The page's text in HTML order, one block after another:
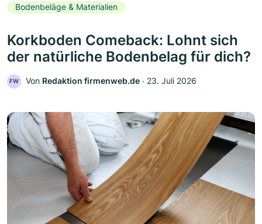
Bodenbeläge & Materialien
Korkboden Comeback: Lohnt sich
der natürliche Bodenbelag für dich?
FW Von Redaktion firmenweb.de ‧ 23. Juli 2026